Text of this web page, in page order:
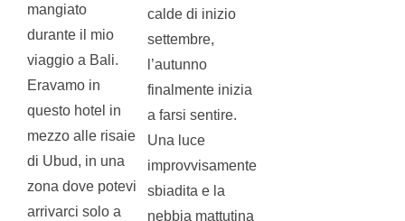
mangiato
durante il mio
viaggio a Bali.
Eravamo in
questo hotel in
mezzo alle risaie
di Ubud, in una
zona dove potevi
arrivarci solo a
calde di inizio
settembre,
l’autunno
finalmente inizia
a farsi sentire.
Una luce
improvvisamente
sbiadita e la
nebbia mattutina